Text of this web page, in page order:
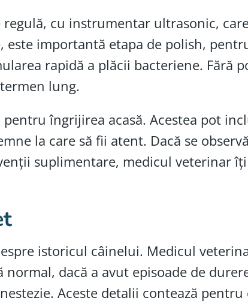
regulă, cu instrumentar ultrasonic,
importantă etapa de polish,
rapidă a plăcii bacteriene. Fără
lung.
îngrijirea acasă. Acestea pot
la care să fii atent. Dacă se
suplimentare, medicul veterinar
istoricul câinelui. Medicul
dacă a avut episoade de
Aceste detalii contează